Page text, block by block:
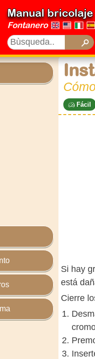
Manual bricolaje
Fontanero
Fácil
Si hay
está
Cierre